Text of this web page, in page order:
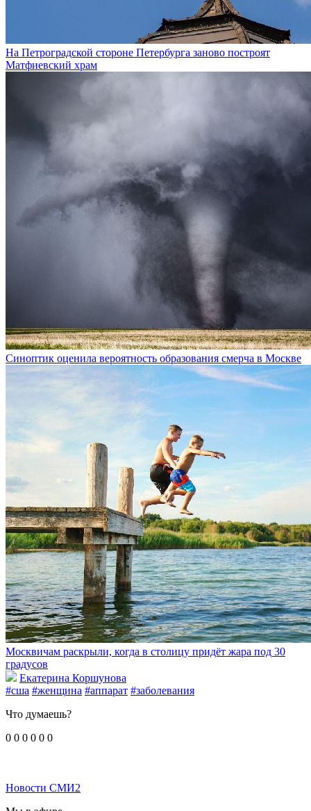
На Петроградской стороне Петербурга заново построят
Матфиевский храм
Синоптик оценила вероятность образования смерча в Москве
Москвичам раскрыли, когда в столицу придёт жара под 30
градусов
Екатерина Коршунова
#сша #женщина #аппарат #заболевания
Что думаешь?
0 0 0 0 0 0
Новости СМИ2